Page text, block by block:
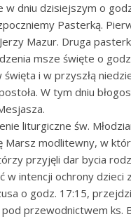
w dniu dzisiejszym o
Pasterką.
Mazur. Druga
msze święte o
i w przyszłą
W tym dniu
liturgiczne św.
modlitewny, w
przyjęli dar bycia
w intencji ochrony
o godz. 17:15,
przewodnictwem ks.